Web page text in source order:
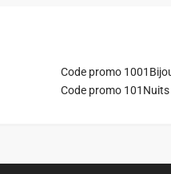
Code promo
Code promo 101Nuits